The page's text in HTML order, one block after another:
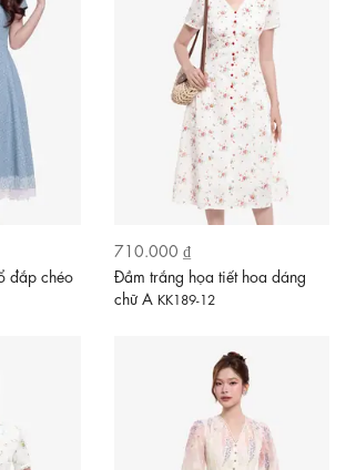
đắp chéo
710.000 ₫
Đầm trắng họa tiết hoa dáng
chữ A KK189-12